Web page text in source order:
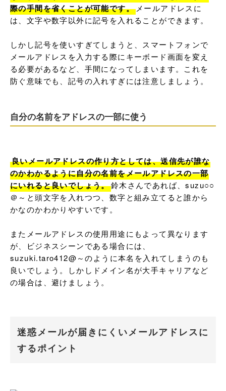
際の手間を省くことが可能です。 メールアドレスに
は、文字や数字以外に記号を入れることができます。
しかし記号を使いすぎてしまうと、スマートフォンで
メールアドレスを入力する際にキーボード画面を変え
る必要があるなど、手間になってしまいます。これを
防ぐ意味でも、記号の入れすぎには注意しましょう。
自分の名前をアドレスの一部に使う
良いメールアドレスの作り方としては、送信先が誰な
のかわかるように自分の名前をメールアドレスの一部
にいれると良いでしょう。鈴木さんであれば、suzu○○
＠～と頭文字を入れつつ、数字と組み立てると誰から
かなのかわかりやすいです。
またメールアドレスの使用用途にもよって異なります
が、ビジネスシーンである場合には、
suzuki.taro412@～のように本名を入れてしまうのも
良いでしょう。しかしドメイン名が大手キャリアなど
の場合は、避けましょう。
迷惑メールが届きにくいメールアドレスに
するポイント